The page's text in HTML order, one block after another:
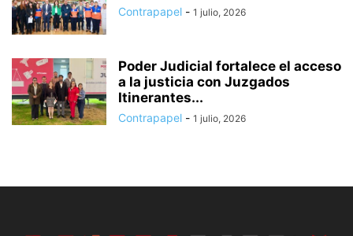
Contrapapel - 1 julio, 2026
Poder Judicial fortalece el acceso
a la justicia con Juzgados
Itinerantes...
Contrapapel - 1 julio, 2026